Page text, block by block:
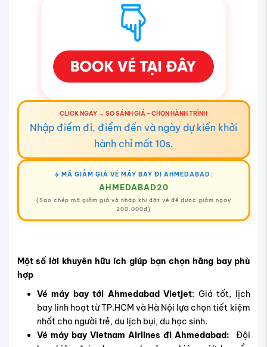
CLICK NGAY → SO SÁNH GIÁ - CHỌN HÀNH TRÌNH
Nhập điểm đi, điểm đến và ngày dự kiến khởi
hành chỉ mất 10s.
✈️ MÃ GIẢM GIÁ VÉ MÁY BAY ĐI AHMEDABAD:
AHMEDABAD20
(Sao chép mã giảm giá và nhập khi đặt vé để được giảm ngay
200.000đ)
Một số lời khuyên hữu ích giúp bạn chọn hãng bay phù
hợp
Vé máy bay tới Ahmedabad Vietjet: Giá tốt, lịch
bay linh hoạt từ TP.HCM và Hà Nội lựa chọn tiết kiệm
nhất cho người trẻ, du lịch bụi, du học sinh.
Vé máy bay Vietnam Airlines đi Ahmedabad: Đội